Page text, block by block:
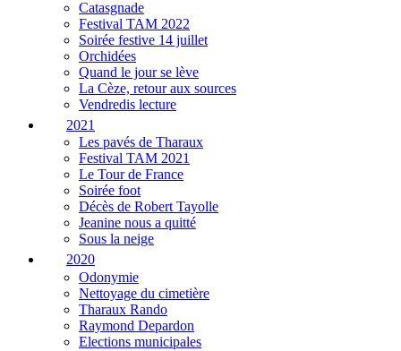
Catasgnade
Festival TAM 2022
Soirée festive 14 juillet
Orchidées
Quand le jour se lève
La Cèze, retour aux sources
Vendredis lecture
2021
Les pavés de Tharaux
Festival TAM 2021
Le Tour de France
Soirée foot
Décès de Robert Tayolle
Jeanine nous a quitté
Sous la neige
2020
Odonymie
Nettoyage du cimetière
Tharaux Rando
Raymond Depardon
Elections municipales